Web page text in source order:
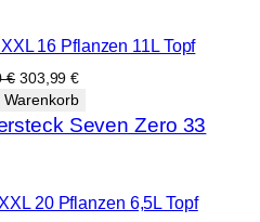
16 Pflanzen 11L Topf
€ Ursprünglicher
Preis
war:
380,00 €
303,99€Aktueller
Preis
ist:
303,99 €.
Warenkorb
20 Pflanzen 6,5L Topf